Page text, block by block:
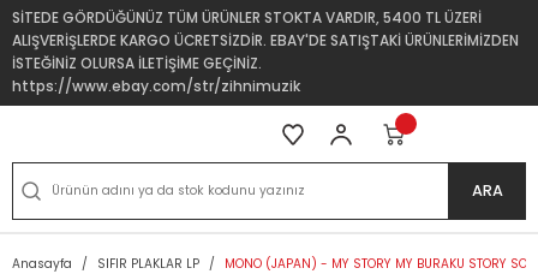
SİTEDE GÖRDÜĞÜNÜZ TÜM ÜRÜNLER STOKTA VARDIR, 5400 TL ÜZERİ
ALIŞVERİŞLERDE KARGO ÜCRETSİZDİR. EBAY'DE SATIŞTAKİ ÜRÜNLERİMİZDEN
İSTEĞİNİZ OLURSA İLETİŞİME GEÇİNİZ.
https://www.ebay.com/str/zihnimuzik
ARA
Anasayfa SIFIR PLAKLAR LP MONO (JAPAN) - MY STORY MY BURAKU STORY